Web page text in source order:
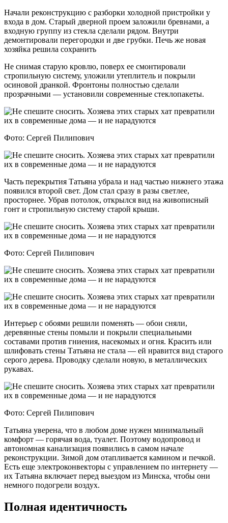
Начали реконструкцию с разборки холодной пристройки у
входа в дом. Старый дверной проем заложили бревнами, а
входную группу из стекла сделали рядом. Внутри
демонтировали перегородки и две грубки. Печь же новая
хозяйка решила сохранить
Не снимая старую кровлю, поверх ее смонтировали
стропильную систему, уложили утеплитель и покрыли
осиновой дранкой. Фронтоны полностью сделали
прозрачными — установили современные стеклопакеты.
Фото: Сергей Пилипович
Часть перекрытия Татьяна убрала и над частью нижнего этажа
появился второй свет. Дом стал сразу в разы светлее,
просторнее. Убрав потолок, открылся вид на живописный
гонт и стропильную систему старой крыши.
Фото: Сергей Пилипович
Интерьер с обоями решили поменять — обои сняли,
деревянные стены помыли и покрыли специальными
составами против гниения, насекомых и огня. Красить или
шлифовать стены Татьяна не стала — ей нравится вид старого
серого дерева. Проводку сделали новую, в металлических
рукавах.
​​​​​​​Фото: Сергей Пилипович
Татьяна уверена, что в любом доме нужен минимальный
комфорт — горячая вода, туалет. Поэтому водопровод и
автономная канализация появились в самом начале
реконструкции. Зимой дом отапливается камином и печкой.
Есть еще электроконвекторы с управлением по интернету —
их Татьяна включает перед выездом из Минска, чтобы они
немного подогрели воздух.
Полная идентичность